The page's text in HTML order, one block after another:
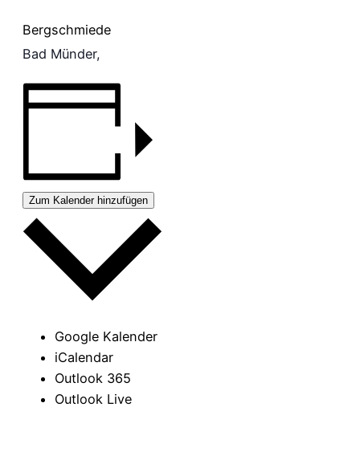
Bergschmiede
Bad Münder,
Zum Kalender hinzufügen
Google Kalender
iCalendar
Outlook 365
Outlook Live